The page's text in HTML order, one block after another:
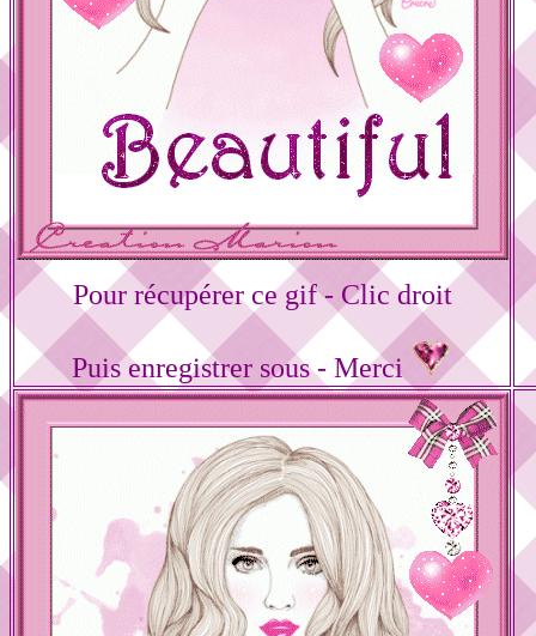
Pour récupérer ce gif - Clic droit
Puis enregistrer sous - Merci